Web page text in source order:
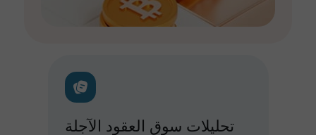
تحليلات سوق العقود الآجلة